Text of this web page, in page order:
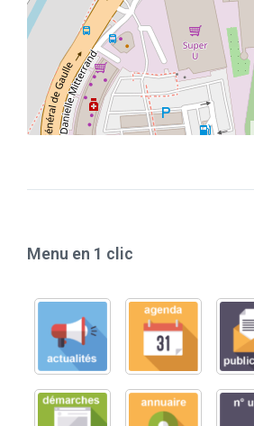
Menu en 1 clic